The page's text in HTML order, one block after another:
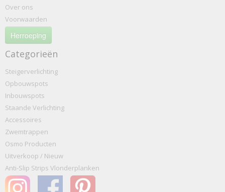
Over ons
Voorwaarden
Herroeping
Categorieën
Steigerverlichting
Opbouwspots
Inbouwspots
Staande Verlichting
Accessoires
Zwemtrappen
Osmo Producten
Uitverkoop / Nieuw
Anti-Slip Strips Vlonderplanken